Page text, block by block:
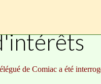
de Comiac a été